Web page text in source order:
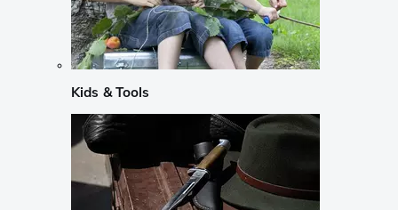
Kids & Tools